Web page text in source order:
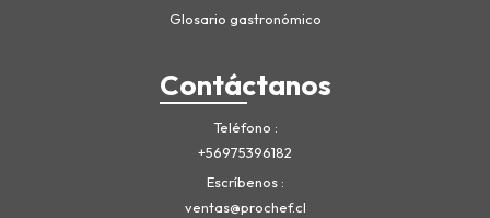
Glosario gastronómico
Contáctanos
Teléfono
+56975396182
Escríbenos
ventas@prochef.cl